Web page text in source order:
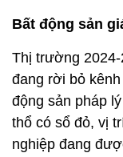
Bất động sản
Thị trường
đang rời bỏ
động sản pháp
thổ có sổ đỏ, vị
nghiệp đang